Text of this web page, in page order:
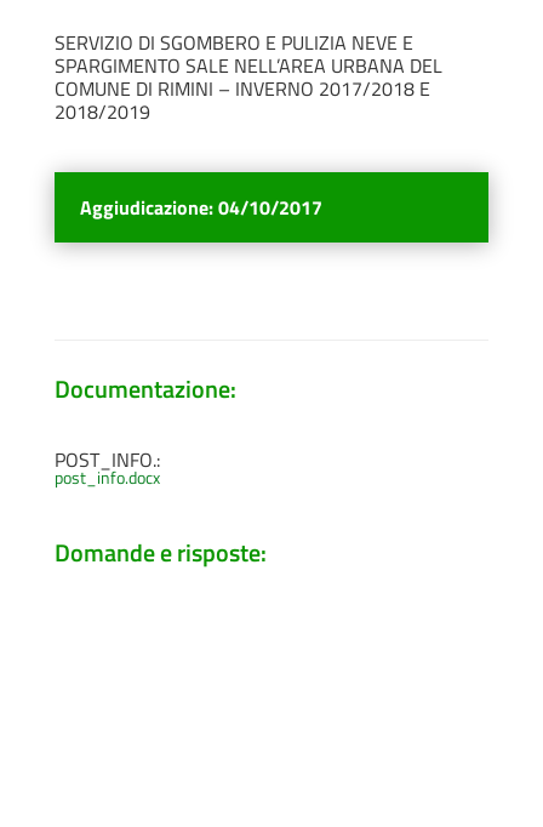
SERVIZIO DI SGOMBERO E PULIZIA NEVE E
SPARGIMENTO SALE NELL’AREA URBANA DEL
COMUNE DI RIMINI – INVERNO 2017/2018 E
2018/2019
Aggiudicazione:04/10/2017
Documentazione:
POST_INFO.:
post_info.docx
Domande e risposte: